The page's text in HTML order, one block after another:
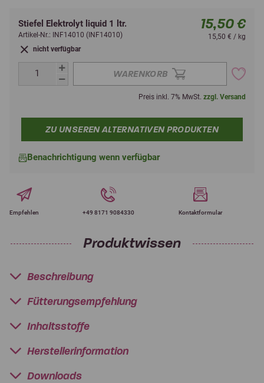
Stiefel Elektrolyt liquid 1 ltr.
Artikel-Nr.: INF14010 (INF14010)
nicht verfügbar
15,50 €
15,50 € / kg
WARENKORB
Preis inkl. 7% MwSt. zzgl. Versand
ZU UNSEREN ALTERNATIVEN PRODUKTEN
Benachrichtigung wenn verfügbar
Empfehlen +49 8171 9084330 Kontaktformular
Produktwissen
Beschreibung
Fütterungsempfehlung
Inhaltsstoffe
Herstellerinformation
Downloads